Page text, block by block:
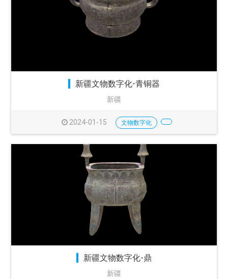
新疆文物数字化-青铜器
新疆
2024-01-15 文物数字化
新疆文物数字化-鼎
新疆